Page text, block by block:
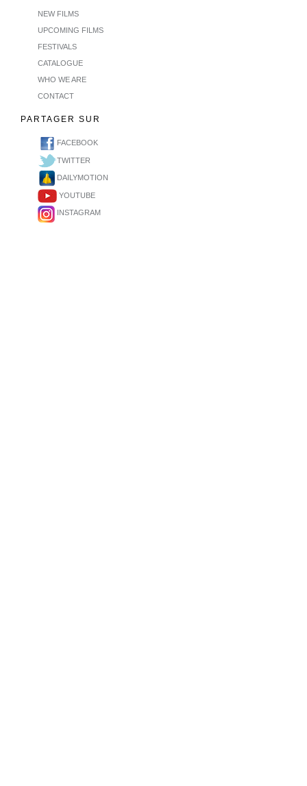
NEW FILMS
UPCOMING FILMS
FESTIVALS
CATALOGUE
WHO WE ARE
CONTACT
PARTAGER SUR
FACEBOOK
TWITTER
DAILYMOTION
YOUTUBE
INSTAGRAM